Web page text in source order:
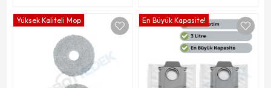
Yüksek Kaliteli Mop En Büyük Kapasite!